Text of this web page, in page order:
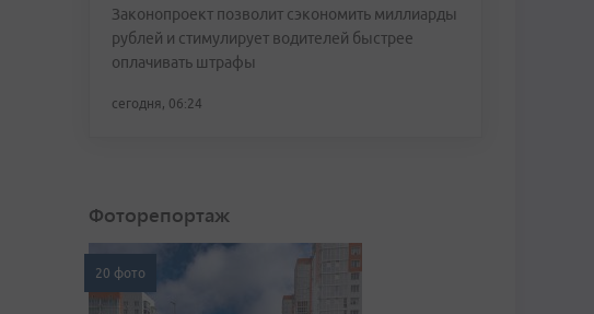
Законопроект позволит сэкономить миллиарды
рублей и стимулирует водителей быстрее
оплачивать штрафы
сегодня, 06:24
Фоторепортаж
20 фото